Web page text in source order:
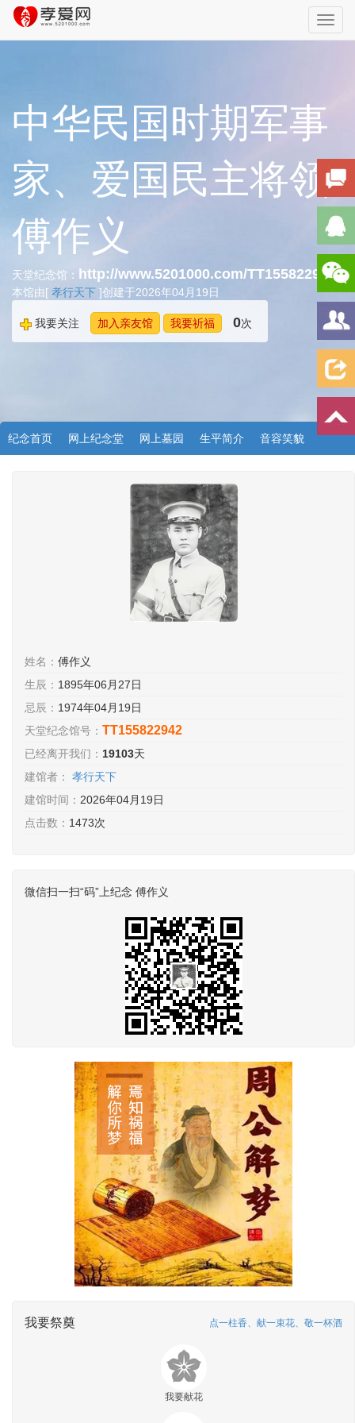
中华民国时期军事
家、爱国民主将领
傅作义
天堂纪念馆： http://www.5201000.com/TT155822942
本馆由[ 孝行天下 ]创建于2026年04月19日
我要关注 加入亲友馆 我要祈福 0次
纪念首页 网上纪念堂 网上墓园 生平简介 音容笑貌
姓名： 傅作义
生辰： 1895年06月27日
忌辰： 1974年04月19日
天堂纪念馆号： TT155822942
已经离开我们： 19103天
建馆者：
孝行天下
建馆时间： 2026年04月19日
点击数： 1473次
微信扫一扫“码”上纪念 傅作义
我要祭奠 点一柱香、献一束花、敬一杯酒
我要献花